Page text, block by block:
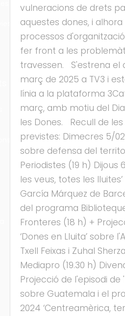
vulneracions de drets
aquestes dones, i alhora
processos
fer front a les
travessen. S'estrena el
març de 2025 a TV3 i
línia a la plataforma
març, amb motiu del
les Dones. Recull de
previstes: Dimecres 5/
sobre defensa del
Periodistes (19 h) Dijous
les veus, totes les
García Márquez de
del programa
Fronteres (18 h) +
‘Dones en Lluita’ sobre
Txell Feixas i Zuhal
Mediapro (19.30 h)
Projecció de l'episodi de
sobre Guatemala i el
2024 ‘Centreamèrica,